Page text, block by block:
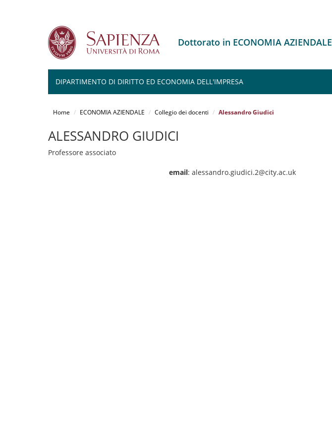
Dottorato in ECONOMIA AZIENDALE
DIPARTIMENTO DI DIRITTO ED ECONOMIA DELL'IMPRESA
Home ECONOMIA AZIENDALE Collegio dei docenti Alessandro Giudici
ALESSANDRO GIUDICI
Professore associato
email: alessandro.giudici.2@city.ac.uk